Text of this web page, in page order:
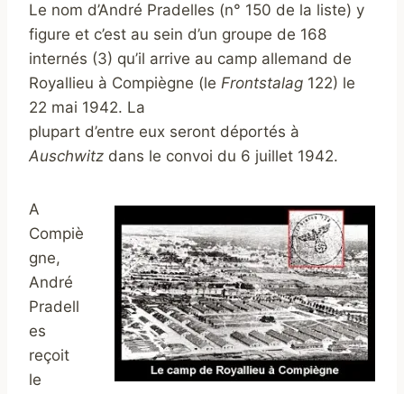
Le nom d’André Pradelles (n° 150 de la liste) y
figure et c’est au sein d’un groupe de 168
internés (3) qu’il arrive au camp allemand de
Royallieu à Compiègne (le Frontstalag 122) le
22 mai 1942. La
plupart d’entre eux seront déportés à
Auschwitz dans le convoi du 6 juillet 1942.
A
Compiè
gne,
André
Pradell
es
reçoit
le